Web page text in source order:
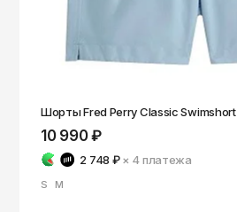
Шорты Fred Perry Classic Swimshort
10 990 ₽
2 748 ₽ × 4платежа
S M